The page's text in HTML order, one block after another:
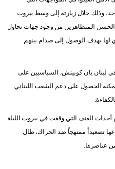
وذلك خلال زيارته إلى وسط بيروت
المتظاهرين من وجود جهات تحاول
لها بهدف الوصول إلى صدام بينهم
لبنان يان كوبيتش، السياسيين على
الحصول على دعم الشعب اللبناني
العنف التي وقعت في بيروت الليلة
تصعيداً ممنهجاً ضد الحراك، طال
عناصرها.